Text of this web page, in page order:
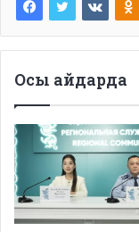
Осы айдарда